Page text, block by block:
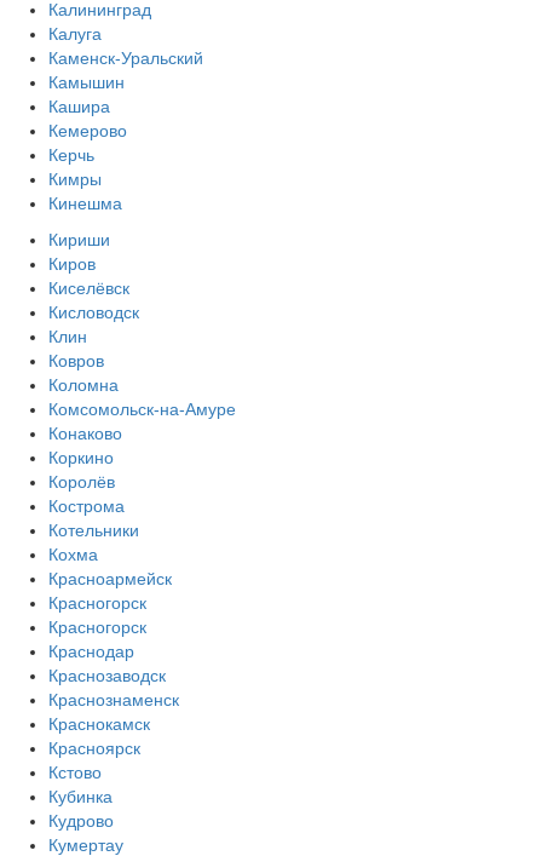
Калининград
Калуга
Каменск-Уральский
Камышин
Кашира
Кемерово
Керчь
Кимры
Кинешма
Кириши
Киров
Киселёвск
Кисловодск
Клин
Ковров
Коломна
Комсомольск-на-Амуре
Конаково
Коркино
Королёв
Кострома
Котельники
Кохма
Красноармейск
Красногорск
Красногорск
Краснодар
Краснозаводск
Краснознаменск
Краснокамск
Красноярск
Кстово
Кубинка
Кудрово
Кумертау